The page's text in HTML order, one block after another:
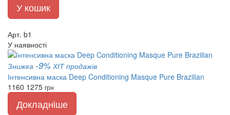
У кошик
Арт. b1
У наявності
Знижка -9% ХІТ продажів
Інтенсивна маска Deep Conditioning Masque Pure Brazilian
1160 1275 грн
Докладніше